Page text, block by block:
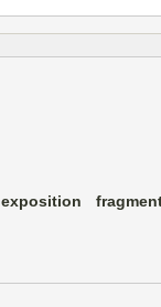
exposition